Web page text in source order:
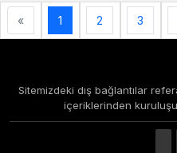
« 1 2 3
Sitemizdeki dış bağlantılar
içeriklerinden